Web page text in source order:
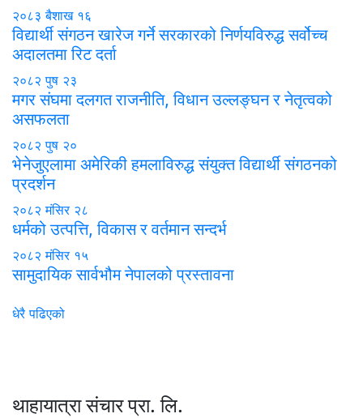
२०८३ बैशाख १६
विद्यार्थी संगठन खारेज गर्ने सरकारको निर्णयविरुद्ध सर्वोच्च
अदालतमा रिट दर्ता
२०८२ पुष २३
मगर संघमा दलगत राजनीति, विधान उल्लङ्घन र नेतृत्वको
असफलता
२०८२ पुष २०
भेनेजुएलामा अमेरिकी हमलाविरुद्ध संयुक्त विद्यार्थी संगठनको
प्रदर्शन
२०८२ मंसिर २८
धर्मको उत्पत्ति, विकास र वर्तमान सन्दर्भ
२०८२ मंसिर १५
सामुदायिक सार्वभौम नेपालको प्रस्तावना
धेरै पढिएको
थाहायात्रा संचार प्रा. लि.